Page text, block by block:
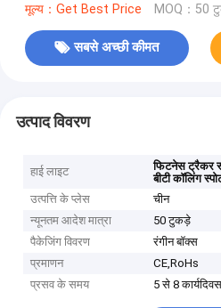
मूल्य：Get Best Price MOQ：50
सबसे अच्छी कीमत
उत्पाद विवरण
हाई लाइट फिटनेस ट्रैकर
बीटी कॉलिंग
उत्पत्ति के प्लेस
चीन
न्यूनतम आदेश मात्रा
50 टुकड़े
पैकेजिंग विवरण
रंगीन बॉक्स
प्रमाणन
CE,RoHs
प्रसव के समय
5 से 8 कार्यदिवस